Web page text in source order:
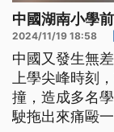
中國湖南小學
2024/11/19 18:58
中國又發生無
上學尖峰時刻
撞，造成多名
駛拖出來痛毆